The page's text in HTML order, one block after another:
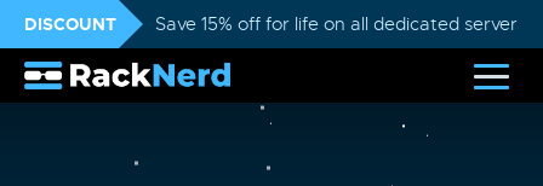
DISCOUNT Save 15% off for life on all dedicated servers